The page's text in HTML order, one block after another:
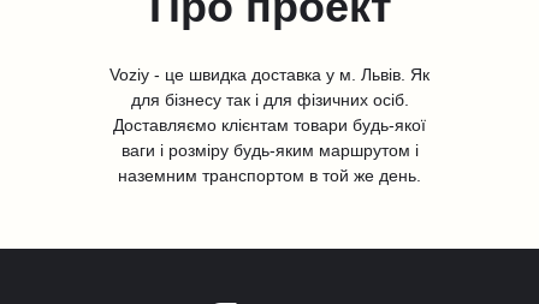
Voziy - це швидка доставка у м. Львів. Як
для бізнесу так і для фізичних осіб.
Доставляємо клієнтам товари будь-якої
ваги і розміру будь-яким маршрутом і
наземним транспортом в той же день.